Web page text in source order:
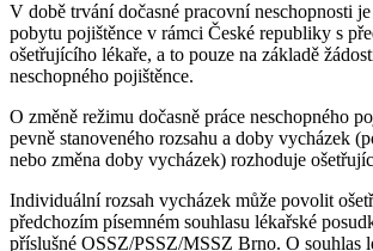
V době trvání dočasné pracovní neschopnosti
pobytu pojištěnce v rámci České republiky s
ošetřujícího lékaře, a to pouze na základě
neschopného pojištěnce.
O změně režimu dočasně práce neschopného
pevně stanoveného rozsahu a doby vycházek
nebo změna doby vycházek) rozhoduje
Individuální rozsah vycházek může povolit
předchozím písemném souhlasu lékařské
příslušné OSSZ/PSSZ/MSSZ Brno. O souhlas